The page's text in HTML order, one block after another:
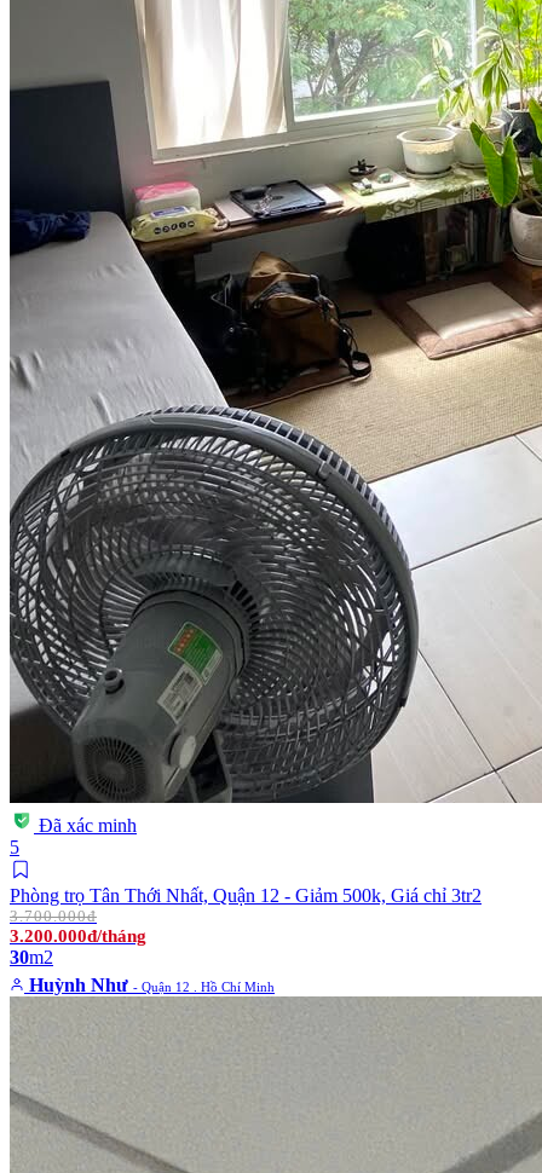
Đã xác minh
5
Phòng trọ Tân Thới Nhất, Quận 12 - Giảm 500k, Giá chỉ 3tr2
3.700.000đ
3.200.000đ/tháng
30m2
Huỳnh Như - Quận 12 . Hồ Chí Minh